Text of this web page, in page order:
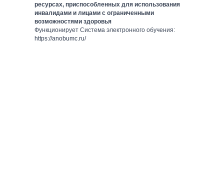
ресурсах, приспособленных для использования
инвалидами и лицами с ограниченными
возможностями здоровья
Функционирует Система электронного обучения:
https://anobumc.ru/